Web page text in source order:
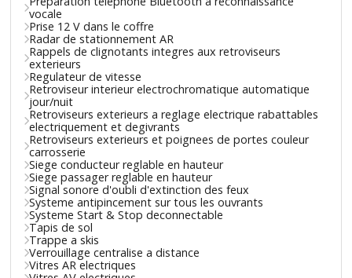
vocale
Prise 12 V dans le coffre
Radar de stationnement AR
Rappels de clignotants integres aux retroviseurs
exterieurs
Regulateur de vitesse
Retroviseur interieur electrochromatique automatique
jour/nuit
Retroviseurs exterieurs a reglage electrique rabattables
electriquement et degivrants
Retroviseurs exterieurs et poignees de portes couleur
carrosserie
Siege conducteur reglable en hauteur
Siege passager reglable en hauteur
Signal sonore d'oubli d'extinction des feux
Systeme antipincement sur tous les ouvrants
Systeme Start & Stop deconnectable
Tapis de sol
Trappe a skis
Verrouillage centralise a distance
Vitres AR electriques